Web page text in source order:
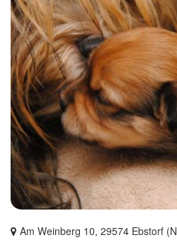
Am Weinberg 10, 29574 Ebstorf